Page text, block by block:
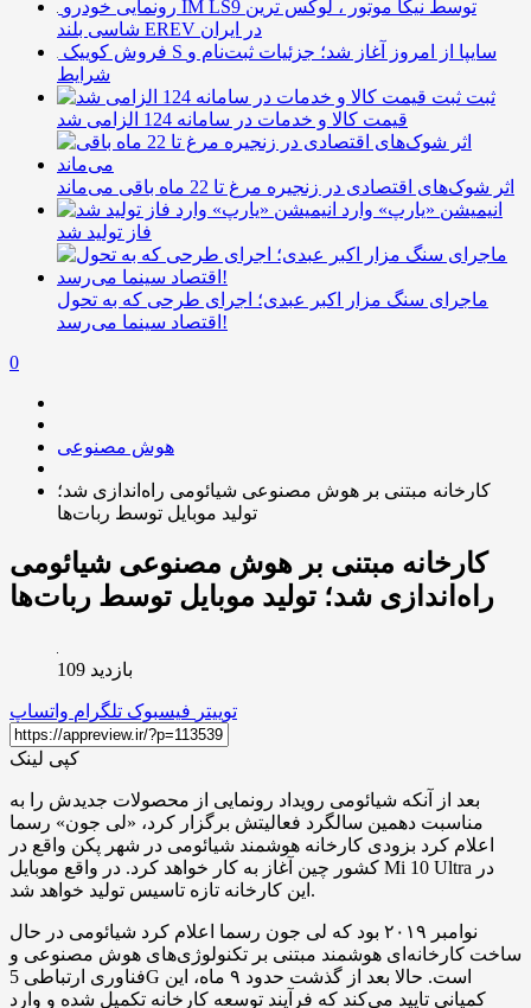
رونمایی خودرو IM LS9 توسط نیکا موتور ، لوکس ترین
شاسی بلند EREV در ایران
فروش کوییک S سایپا از امروز آغاز شد؛ جزئیات ثبت‌نام و
شرایط
ثبت
قیمت کالا و خدمات در سامانه 124 الزامی شد
اثر شوک‌های اقتصادی در زنجیره مرغ تا 22 ماه باقی می‌ماند
انیمیشن «یارپ» وارد
فاز تولید شد
ماجرای سنگ مزار اکبر عبدی؛ اجرای طرحی که به تحول
اقتصاد سینما می‌رسد!
0
هوش مصنوعی
کارخانه مبتنی بر هوش مصنوعی شیائومی راه‌اندازی شد؛
تولید موبایل توسط ربات‌ها
کارخانه مبتنی بر هوش مصنوعی شیائومی
راه‌اندازی شد؛ تولید موبایل توسط ربات‌ها
بازدید 109
توییتر فیسبوک تلگرام واتساپ
کپی لینک
بعد از آنکه شیائومی رویداد رونمایی از محصولات جدیدش را به
مناسبت دهمین سالگرد فعالیتش برگزار کرد، «لی جون» رسما
اعلام کرد بزودی کارخانه هوشمند شیائومی در شهر پکن واقع در
کشور چین آغاز به کار خواهد کرد. در واقع موبایل Mi 10 Ultra در
این کارخانه تازه تاسیس تولید خواهد شد.
نوامبر ۲۰۱۹ بود که لی جون رسما اعلام کرد شیائومی در حال
ساخت کارخانه‌ای هوشمند مبتنی بر تکنولوژی‌های هوش مصنوعی و
فناوری ارتباطی 5G است. حالا بعد از گذشت حدود ۹ ماه، این
کمپانی تایید می‌کند که فرآیند توسعه کارخانه تکمیل شده و وارد